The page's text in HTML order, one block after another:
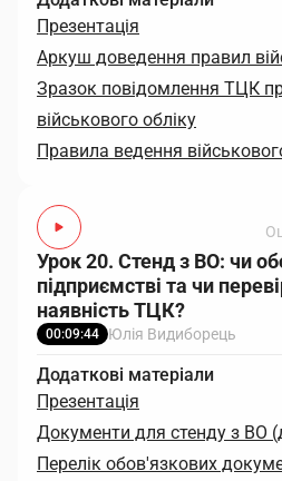
Презентація
Аркуш доведення правил
Зразок повідомлення ТЦК
військового обліку
Правила ведення
Урок 20. Стенд з ВО: чи
підприємстві та чи
наявність ТЦК?
00:09:44 Юлія Видиборець
Додаткові матеріали
Презентація
Документи для стенду з ВО
Перелік обов'язкових